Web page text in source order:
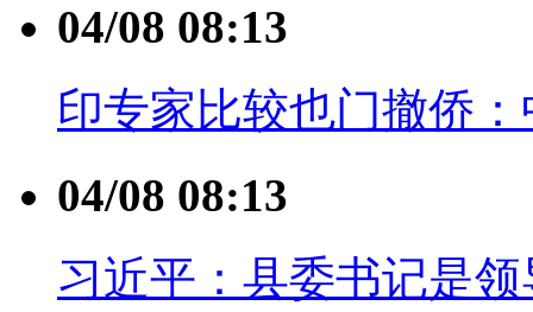
04/08 08:13
印专家比较也门撤侨
04/08 08:13
习近平：县委书记是